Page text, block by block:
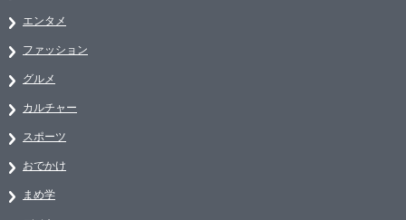
エンタメ
ファッション
グルメ
カルチャー
スポーツ
おでかけ
まめ学